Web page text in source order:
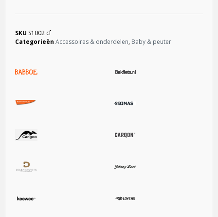
SKU S1002 cf
Categorieën Accessoires & onderdelen, Baby & peuter